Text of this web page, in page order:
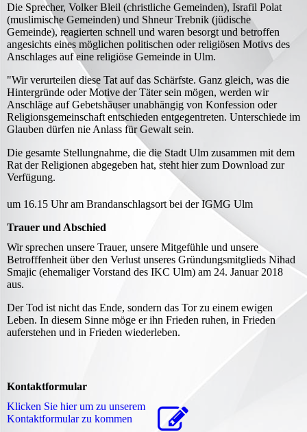
Die Sprecher, Volker Bleil (christliche Gemeinden), Israfil Polat
(muslimische Gemeinden) und Shneur Trebnik (jüdische
Gemeinde), reagierten schnell und waren besorgt und betroffen
angesichts eines möglichen politischen oder religiösen Motivs des
Anschlages auf eine religiöse Gemeinde in Ulm.
"Wir verurteilen diese Tat auf das Schärfste. Ganz gleich, was die
Hintergründe oder Motive der Täter sein mögen, werden wir
Anschläge auf Gebetshäuser unabhängig von Konfession oder
Religionsgemeinschaft entschieden entgegentreten. Unterschiede im
Glauben dürfen nie Anlass für Gewalt sein.
Die gesamte Stellungnahme, die die Stadt Ulm zusammen mit dem
Rat der Religionen abgegeben hat, steht hier zum Download zur
Verfügung.
um 16.15 Uhr am Brandanschlagsort bei der IGMG Ulm
Trauer und Abschied
Wir sprechen unsere Trauer, unsere Mitgefühle und unsere
Betrofffenheit über den Verlust unseres Gründungsmitglieds Nihad
Smajic (ehemaliger Vorstand des IKC Ulm) am 24. Januar 2018
aus.
Der Tod ist nicht das Ende, sondern das Tor zu einem ewigen
Leben. In diesem Sinne möge er ihn Frieden ruhen, in Frieden
auferstehen und in Frieden wiederleben.
Kontaktformular
Klicken Sie hier um zu unserem
Kon­takt­for­mu­lar zu kommen